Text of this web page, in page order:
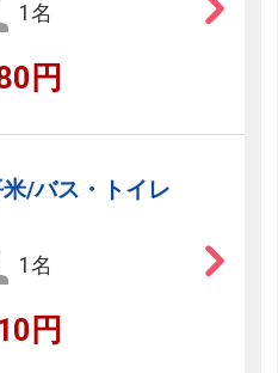
1名
円
/バス・トイレ
1名
円